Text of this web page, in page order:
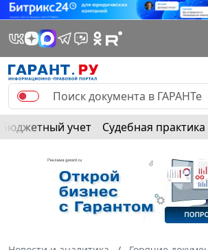
Бюджетный учет Судебная практика